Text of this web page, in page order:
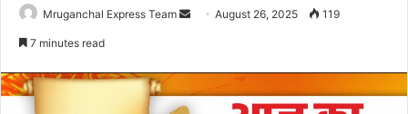
Mruganchal Express Team
Send August 26, 2025 119
7 minutes read